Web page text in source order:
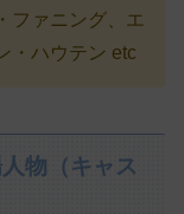
ファニング、エ
・ハウテン etc
物（キャス